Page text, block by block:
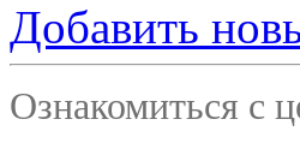
Добавить
Ознакомиться с